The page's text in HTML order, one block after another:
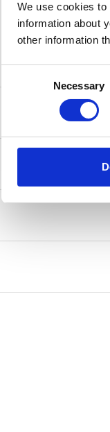
We use cookies
information about
other information
Selection
Necessary